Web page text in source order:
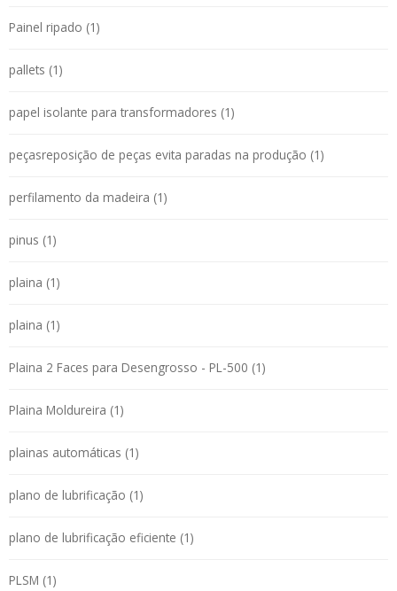
Painel ripado (1)
pallets (1)
papel isolante para transformadores (1)
peçasreposição de peças evita paradas na produção (1)
perfilamento da madeira (1)
pinus (1)
plaina (1)
plaina (1)
Plaina 2 Faces para Desengrosso - PL-500 (1)
Plaina Moldureira (1)
plainas automáticas (1)
plano de lubrificação (1)
plano de lubrificação eficiente (1)
PLSM (1)